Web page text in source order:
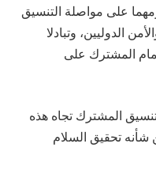
على مواصلة التنسيق
الدوليين، وتبادلا
المشترك على
المشترك تجاه هذه
شأنه تحقيق السلام